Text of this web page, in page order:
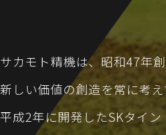
サカモト精機は、昭和47年
新しい価値の創造を常に考え
平成2年に開発したSKタイン